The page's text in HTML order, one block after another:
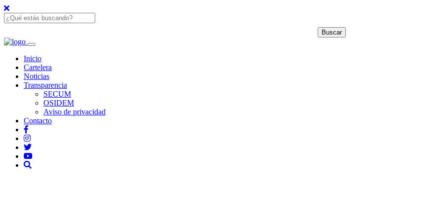
Inicio
Cartelera
Noticias
Transparencia
SECUM
OSIDEM
Aviso de privacidad
Contacto